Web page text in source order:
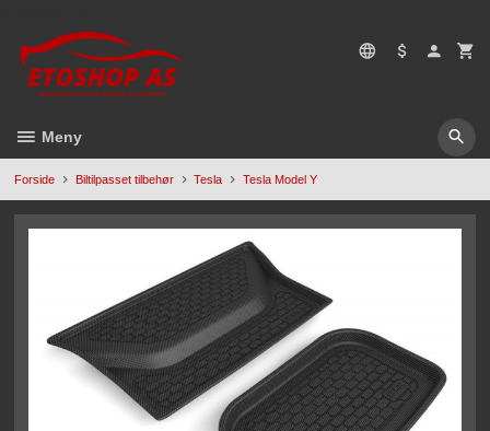
til
innholdet
Meny
Forside Biltilpasset tilbehør Tesla Tesla Model Y